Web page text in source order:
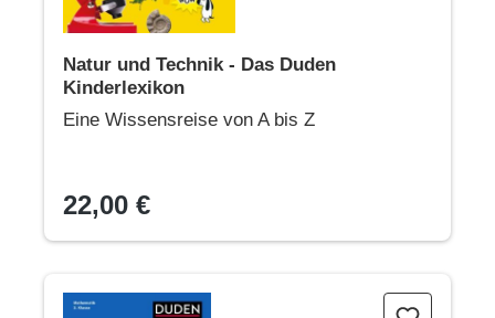
Natur und Technik - Das Duden
Kinderlexikon
Eine Wissensreise von A bis Z
22,00 €
Übungsheft Mathematik - 3. Klasse